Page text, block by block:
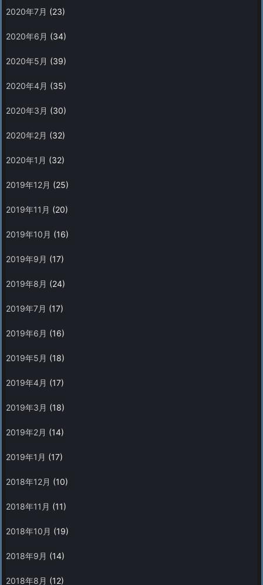
2020年7月 (23)
2020年6月 (34)
2020年5月 (39)
2020年4月 (35)
2020年3月 (30)
2020年2月 (32)
2020年1月 (32)
2019年12月 (25)
2019年11月 (20)
2019年10月 (16)
2019年9月 (17)
2019年8月 (24)
2019年7月 (17)
2019年6月 (16)
2019年5月 (18)
2019年4月 (17)
2019年3月 (18)
2019年2月 (14)
2019年1月 (17)
2018年12月 (10)
2018年11月 (11)
2018年10月 (19)
2018年9月 (14)
2018年8月 (12)